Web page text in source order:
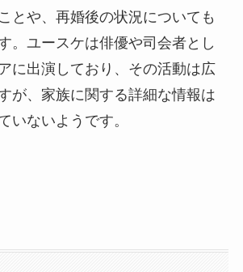
とや、再婚後の状況についても
。ユースケは俳優や司会者とし
に出演しており、その活動は広
が、家族に関する詳細な情報は
いないようです。